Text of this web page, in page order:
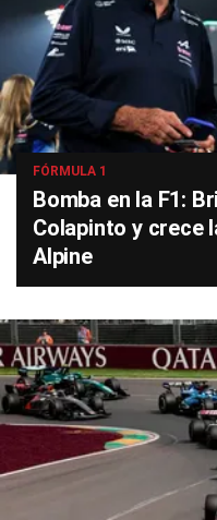
FÓRMULA 1
Bomba en la F1:
Colapinto y crece
Alpine